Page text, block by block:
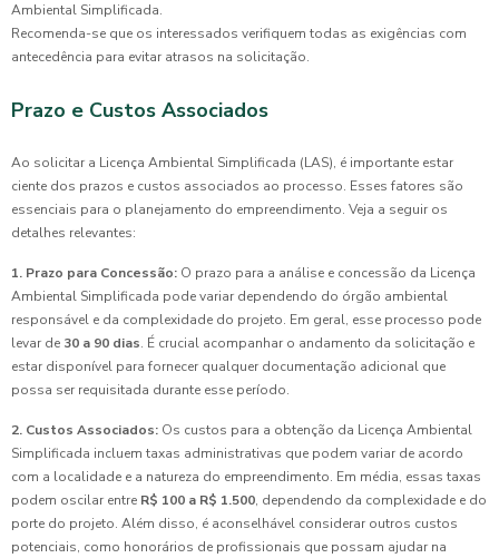
Ambiental Simplificada.
Recomenda-se que os interessados verifiquem todas as exigências com
antecedência para evitar atrasos na solicitação.
Prazo e Custos Associados
Ao solicitar a Licença Ambiental Simplificada (LAS), é importante estar
ciente dos prazos e custos associados ao processo. Esses fatores são
essenciais para o planejamento do empreendimento. Veja a seguir os
detalhes relevantes:
1. Prazo para Concessão: O prazo para a análise e concessão da Licença
Ambiental Simplificada pode variar dependendo do órgão ambiental
responsável e da complexidade do projeto. Em geral, esse processo pode
levar de 30 a 90 dias. É crucial acompanhar o andamento da solicitação e
estar disponível para fornecer qualquer documentação adicional que
possa ser requisitada durante esse período.
2. Custos Associados: Os custos para a obtenção da Licença Ambiental
Simplificada incluem taxas administrativas que podem variar de acordo
com a localidade e a natureza do empreendimento. Em média, essas taxas
podem oscilar entre R$ 100 a R$ 1.500, dependendo da complexidade e do
porte do projeto. Além disso, é aconselhável considerar outros custos
potenciais, como honorários de profissionais que possam ajudar na